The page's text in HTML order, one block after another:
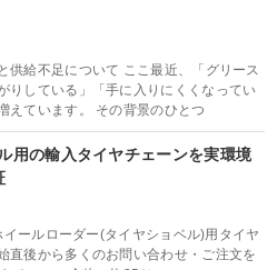
供給不足について ここ最近、「グリース
りしている」「手に入りにくくなってい
えています。 その背景のひとつ
用の輸入タイヤチェーンを実環境
ールローダー(タイヤショベル)用タイヤ
直後から多くのお問い合わせ・ご注文を